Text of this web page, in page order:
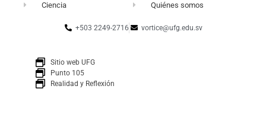
Ciencia Quiénes somos
+503 2249-2716 vortice@ufg.edu.sv
Sitio web UFG
Punto 105
Realidad y Reflexión